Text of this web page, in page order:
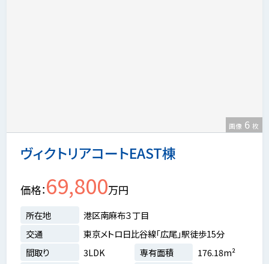
ヴィクトリアコートEAST棟
画像 6 枚
価格 69,800万円
所在地
港区南麻布３丁目
交通
東京メトロ日比谷線「広尾」駅徒歩15分
間取り
3LDK 専有面積
176.18m²